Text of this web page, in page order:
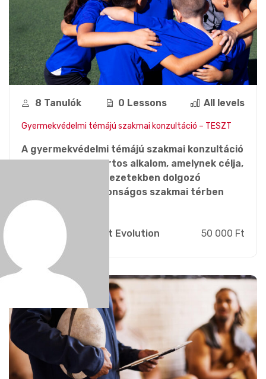
8 Tanulók 0 Lessons All levels
Gyermekvédelmi témájú szakmai konzultáció – TESZT
A gyermekvédelmi témájú szakmai konzultáció
egy nyitott csoportos alkalom, amelynek célja,
hogy a sportszervezetekben dolgozó
szakemberek biztonságos szakmai térben
tudjanak...
Admin Sport Evolution 50 000 Ft